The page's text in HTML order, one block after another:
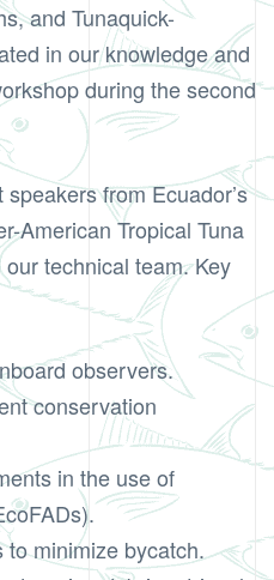
and Tunaquick-
in our knowledge and
during the second
from Ecuador’s
American Tropical Tuna
technical team. Key
observers.
conservation
in the use of
to minimize bycatch.